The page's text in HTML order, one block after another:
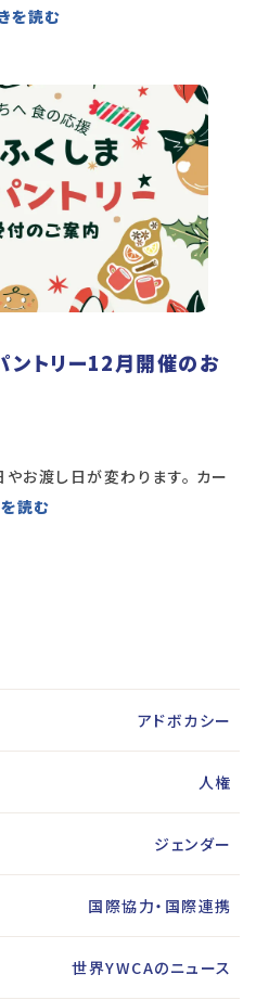
を読む
ントリー12月開催のお
お渡し日が変わります。 カー
読む
アドボカシー
人権
ジェンダー
国際協力・国際連携
世界YWCAのニュース